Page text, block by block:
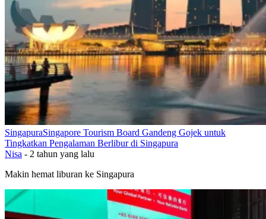
SingapuraSingapore Tourism Board Gandeng Gojek untuk
Tingkatkan Pengalaman Berlibur di Singapura
Nisa - 2 tahun yang lalu
Makin hemat liburan ke Singapura